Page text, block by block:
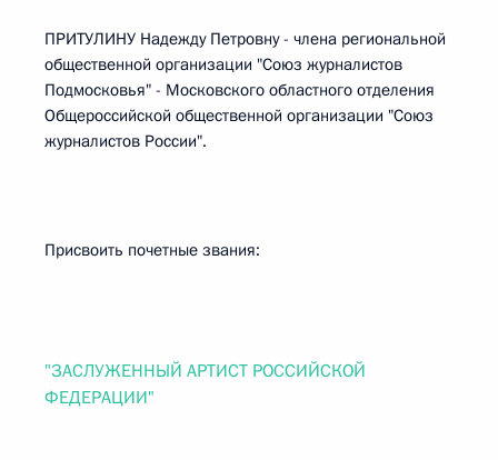
ПРИТУЛИНУ Надежду Петровну - члена региональной
общественной организации "Союз журналистов
Подмосковья" - Московского областного отделения
Общероссийской общественной организации "Союз
журналистов России".
Присвоить почетные звания:
"ЗАСЛУЖЕННЫЙ АРТИСТ РОССИЙСКОЙ
ФЕДЕРАЦИИ"